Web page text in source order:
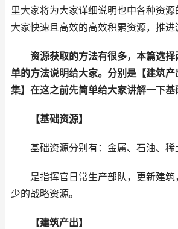
里大家将为大家详细说明也中各种资
大家快速且高效的高效积累资源，推进
资源获取的方法有很多，本篇选
单的方法说明给大家。分别是【建筑
集】在这之前先简单给大家讲解一下基
【基础资源】
基础资源分别有：金属、石油、稀
是指挥官日常生产部队，更新建筑
少的战略资源。
【建筑产出】